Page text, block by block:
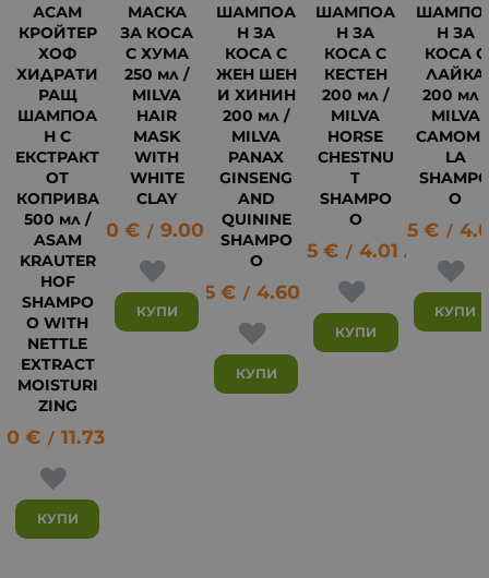
АСАМ
КРОЙТЕР
ХОФ
ХИДРАТИ
РАЩ
ШАМПОА
Н С
ЕКСТРАКТ
ОТ
КОПРИВА
500 мл /
ASAM
KRAUTER
HOF
SHAMPO
O WITH
NETTLE
EXTRACT
MOISTURI
ZING
€ / 11.73
КУПИ
МАСКА
ЗА КОСА
С ХУМА
250 мл /
MILVA
HAIR
MASK
WITH
WHITE
CLAY
4.60 € / 9.00 лв.
КУПИ
ШАМПОА
Н ЗА
КОСА С
ЖЕН ШЕН
И ХИНИН
200 мл /
MILVA
PANAX
GINSENG
AND
QUININE
SHAMPO
O
2.35 € / 4.60
КУПИ
ШАМПОА
Н ЗА
КОСА С
КЕСТЕН
200 мл /
MILVA
HORSE
CHESTNU
T
SHAMPO
O
2.05 € / 4.01 лв.
КУПИ
Н ЗА
КОСА С
ЛАЙКА
200 мл /
MILVA
LA
O
2.05 € /
КУПИ